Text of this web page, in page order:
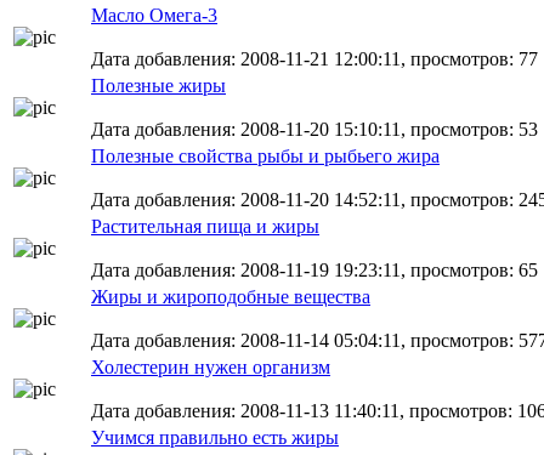
Масло Омега-3
Дата добавления: 2008-11-21 12:00:11, просмотров: 77
Полезные жиры
Дата добавления: 2008-11-20 15:10:11, просмотров: 53
Полезные свойства рыбы и рыбьего жира
Дата добавления: 2008-11-20 14:52:11, просмотров:
Растительная пища и жиры
Дата добавления: 2008-11-19 19:23:11, просмотров: 65
Жиры и жироподобные вещества
Дата добавления: 2008-11-14 05:04:11, просмотров:
Холестерин нужен организм
Дата добавления: 2008-11-13 11:40:11, просмотров:
Учимся правильно есть жиры